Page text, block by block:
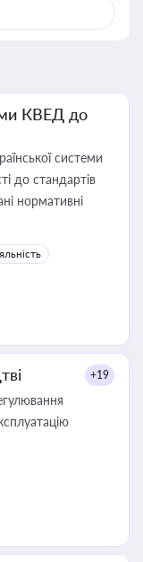
КВЕД до
системи
до стандартів
нормативні
+19